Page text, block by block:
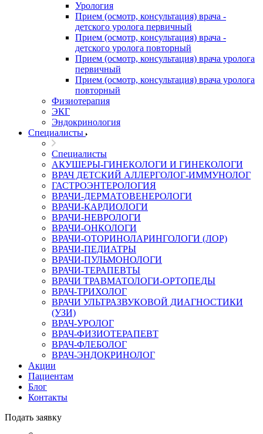
Урология
Прием (осмотр, консультация) врача -
детского уролога первичный
Прием (осмотр, консультация) врача -
детского уролога повторный
Прием (осмотр, консультация) врача уролога
первичный
Прием (осмотр, консультация) врача уролога
повторный
Физиотерапия
ЭКГ
Эндокринология
Специалисты
Специалисты
АКУШЕРЫ-ГИНЕКОЛОГИ И ГИНЕКОЛОГИ
ВРАЧ ДЕТСКИЙ АЛЛЕРГОЛОГ-ИММУНОЛОГ
ГАСТРОЭНТЕРОЛОГИЯ
ВРАЧИ-ДЕРМАТОВЕНЕРОЛОГИ
ВРАЧИ-КАРДИОЛОГИ
ВРАЧИ-НЕВРОЛОГИ
ВРАЧИ-ОНКОЛОГИ
ВРАЧИ-ОТОРИНОЛАРИНГОЛОГИ (ЛОР)
ВРАЧИ-ПЕДИАТРЫ
ВРАЧИ-ПУЛЬМОНОЛОГИ
ВРАЧИ-ТЕРАПЕВТЫ
ВРАЧИ ТРАВМАТОЛОГИ-ОРТОПЕДЫ
ВРАЧ-ТРИХОЛОГ
ВРАЧИ УЛЬТРАЗВУКОВОЙ ДИАГНОСТИКИ
(УЗИ)
ВРАЧ-УРОЛОГ
ВРАЧ-ФИЗИОТЕРАПЕВТ
ВРАЧ-ФЛЕБОЛОГ
ВРАЧ-ЭНДОКРИНОЛОГ
Акции
Пациентам
Блог
Контакты
Подать заявку